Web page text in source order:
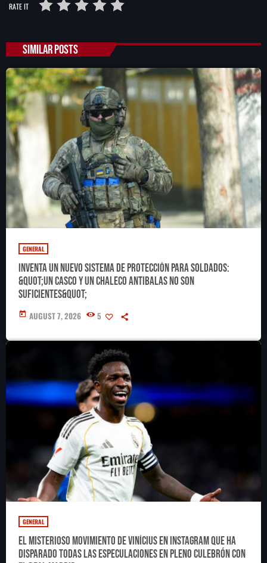
RATE IT
SIMILAR POSTS
GENERAL
Inventa un nuevo sistema de protección para soldados:
&quot;Un casco y un chaleco antibalas no son
suficientes&quot;
today AUGUST 7, 2026 5
GENERAL
El misterioso movimiento de Vinícius en Instagram que ha
disparado todas las especulaciones en pleno culebrón con